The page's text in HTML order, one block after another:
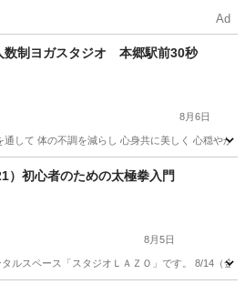
Ad
数制ヨガスタジオ 本郷駅前30秒
8月6日
通して 体の不調を減らし 心身共に美しく 心穏やか
ヨガ 手ぶら
）初心者のための太極拳入門
8月5日
ルスペース「スタジオＬＡＺＯ」です。 8/14（